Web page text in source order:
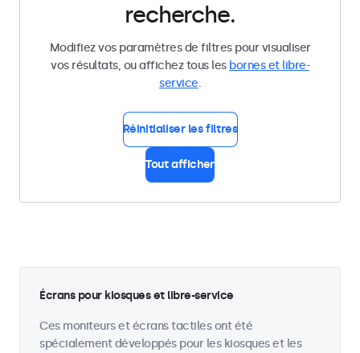
recherche.
Modifiez vos paramètres de filtres pour visualiser
vos résultats, ou affichez tous les bornes et libre-
service.
Réinitialiser les filtres
Tout afficher
Écrans pour kiosques et libre-service
Ces moniteurs et écrans tactiles ont été
spécialement développés pour les kiosques et les